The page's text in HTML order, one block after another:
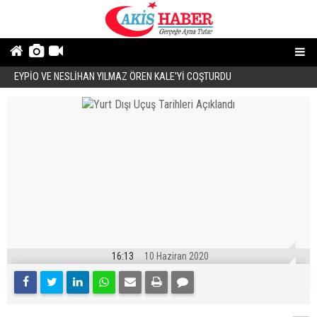
EYPİO VE NESLİHAN YILMAZ ÖREN KALE'Yİ COŞTURDU
16:13 10 Haziran 2020